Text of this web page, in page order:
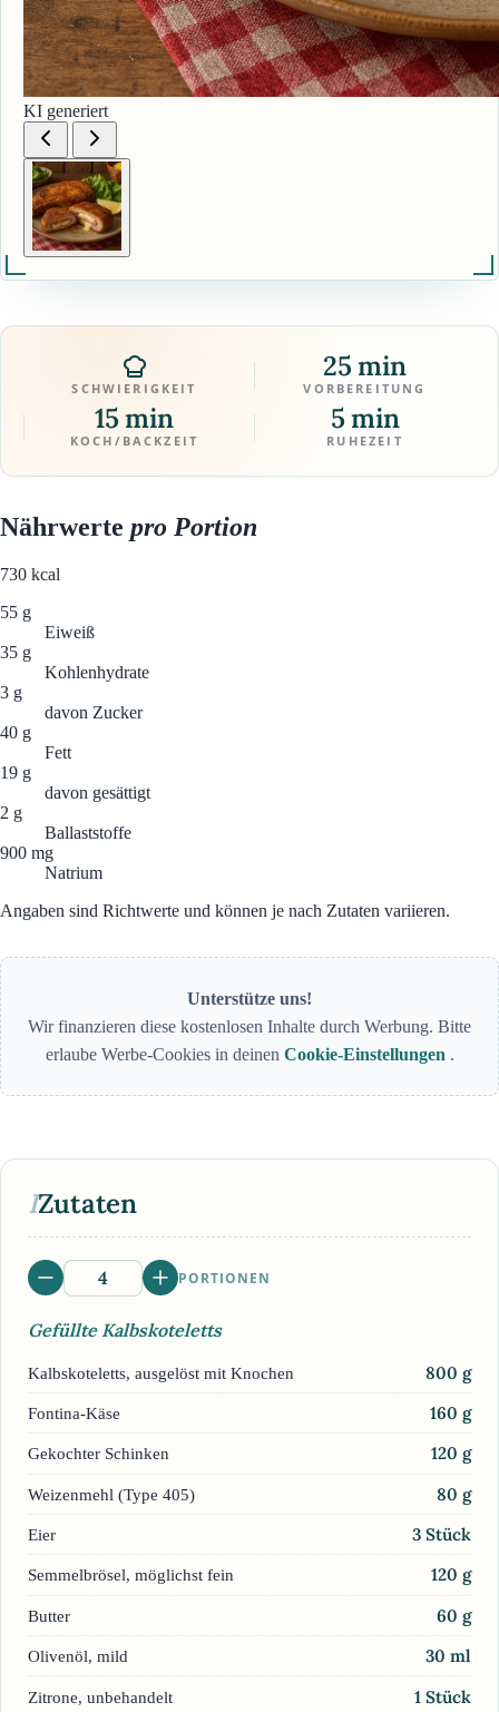
KI generiert
SCHWIERIGKEIT
25 min
VORBEREITUNG
15 min
KOCH/BACKZEIT
5 min
RUHEZEIT
Nährwerte pro Portion
730 kcal
55 g
Eiweiß
35 g
Kohlenhydrate
3 g
davon Zucker
40 g
Fett
19 g
davon gesättigt
2 g
Ballaststoffe
900 mg
Natrium
Angaben sind Richtwerte und können je nach Zutaten variieren.
Unterstütze uns!
Wir finanzieren diese kostenlosen Inhalte durch Werbung. Bitte
erlaube Werbe-Cookies in deinen Cookie-Einstellungen .
IZutaten
PORTIONEN
Gefüllte Kalbskoteletts
Kalbskoteletts, ausgelöst mit Knochen 800 g
Fontina-Käse 160 g
Gekochter Schinken 120 g
Weizenmehl (Type 405) 80 g
Eier 3 Stück
Semmelbrösel, möglichst fein 120 g
Butter 60 g
Olivenöl, mild 30 ml
Zitrone, unbehandelt 1 Stück